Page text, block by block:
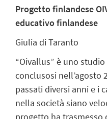
Progetto finlandese
educativo finlandese
Giulia di Taranto
“Oivallus” è uno
conclusosi nell’agosto
passati diversi anni e i
nella società siano